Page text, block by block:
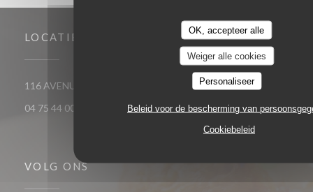
OK, accepteer alle
Weiger alle cookies
Personaliseer
Beleid voor de bescherming van
Cookiebeleid
LOCATIE
116 AVENUE VICTOR HUGO 26000 VALENCE((opent in een
04 75 44 00 04
VOLG ONS